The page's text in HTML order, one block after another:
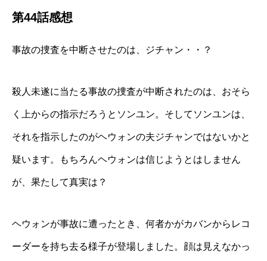
第44話感想
事故の捜査を中断させたのは、ジチャン・・？
殺人未遂に当たる事故の捜査が中断されたのは、おそら
く上からの指示だろうとソンユン。そしてソンユンは、
それを指示したのがヘウォンの夫ジチャンではないかと
疑います。もちろんヘウォンは信じようとはしません
が、果たして真実は？
ヘウォンが事故に遭ったとき、何者かがカバンからレコ
ーダーを持ち去る様子が登場しました。顔は見えなかっ